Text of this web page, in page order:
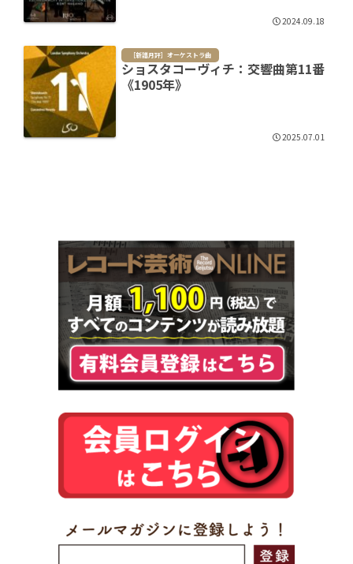
2024.09.18
［新譜月評］オーケストラ曲
ショスタコーヴィチ：交響曲第11番
《1905年》
2025.07.01